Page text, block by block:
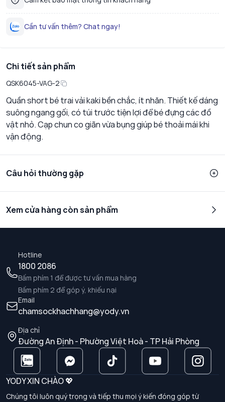
Cần tư vấn thêm? Chat ngay!
Chi tiết sản phẩm
QSK6045-VAG-2
Quần short bé trai vải kaki bền chắc, ít nhăn. Thiết kế dáng
suông ngang gối, có túi trước tiện lợi để bé đựng các đồ
vật nhỏ. Cạp chun co giãn vừa bụng giúp bé thoải mái khi
vận động.
Câu hỏi thường gặp
Xem cửa hàng còn sản phẩm
Hotline
1800 2086
Bấm phím 1 để được tư vấn mua hàng
Bấm phím 2 để góp ý, khiếu nại
Email
chamsockhachhang@yody.vn
Địa chỉ
Đường An Định - Phường Việt Hoà - TP Hải Phòng
YODY XIN CHÀO 💖
Chúng tôi luôn quý trọng và tiếp thu mọi ý kiến đóng góp từ